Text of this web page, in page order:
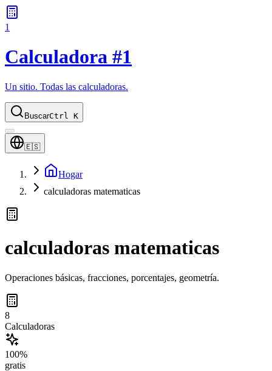
1
Calculadora #1
Un sitio. Todas las calculadoras.
BuscarCtrl K
🇪🇸
Hogar
calculadoras matematicas
calculadoras matematicas
Operaciones básicas, fracciones, porcentajes, geometría.
8
Calculadoras
100%
gratis